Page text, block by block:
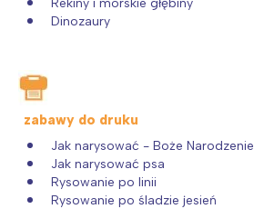
Dinozaury
zabawy do druku
Jak narysować - Boże Narodzenie
Jak narysować psa
Rysowanie po linii
Rysowanie po śladzie jesień